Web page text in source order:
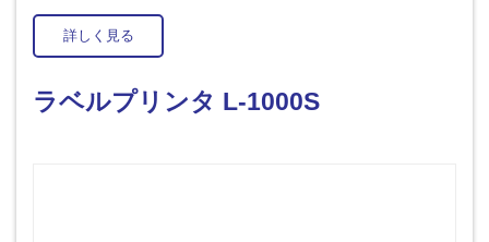
詳しく見る
ラベルプリンタ L-1000S